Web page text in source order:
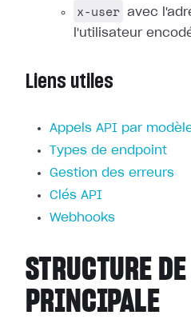
x-user avec
l'utilisateur
Liens utiles
Appels API par
Types de endpoint
Gestion des erreurs
Clés API
Webhooks
STRUCTURE
PRINCIPALE